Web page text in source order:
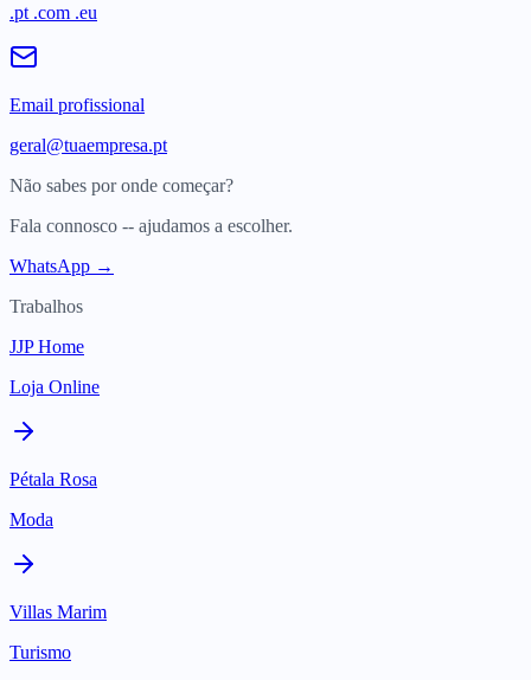
.pt .com .eu
Email profissional
geral@tuaempresa.pt
Não sabes por onde começar?
Fala connosco -- ajudamos a escolher.
WhatsApp →
Trabalhos
JJP Home
Loja Online
Pétala Rosa
Moda
Villas Marim
Turismo